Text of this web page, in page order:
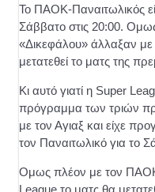
Το ΠΑΟΚ-Παναιτωλικός
Σάββατο στις 20:00.
«Δικεφάλου» άλλαξαν με
μετατεθεί το ματς της
Κι αυτό γιατί η Super
πρόγραμμα των τριών
με τον Αγιαξ και είχε
τον Παναιτωλικό για το
Ομως πλέον με τον ΠΑΟΚ